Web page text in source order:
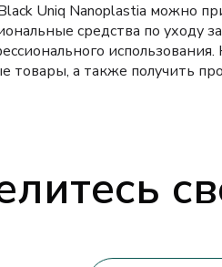
Uniq Nanoplastia можно
средства по уходу
товары, а также получить